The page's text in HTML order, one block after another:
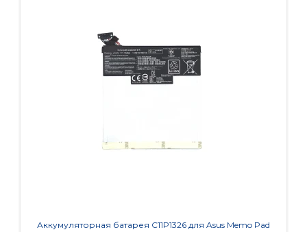
Аккумуляторная батарея C11P1326 для Asus Memo Pad